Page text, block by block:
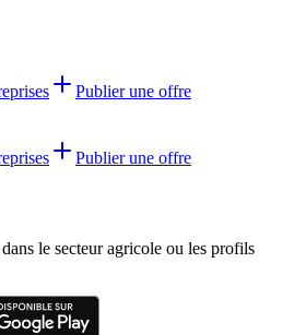
Publier une offre
Publier une offre
le secteur agricole ou les profils